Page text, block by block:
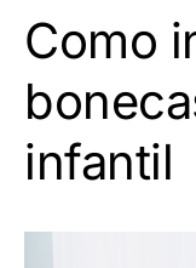
Como
infantil